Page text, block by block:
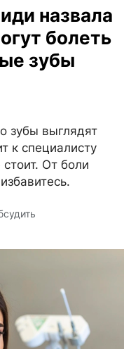
назвала
болеть
зубы
зубы выглядят
к специалисту
От боли